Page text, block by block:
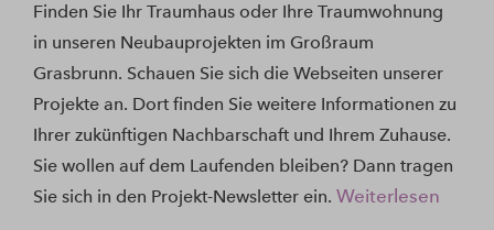
Finden Sie Ihr Traumhaus oder Ihre Traumwohnung
in unseren Neubauprojekten im Großraum
Grasbrunn. Schauen Sie sich die Webseiten unserer
Projekte an. Dort finden Sie weitere Informationen zu
Ihrer zukünftigen Nachbarschaft und Ihrem Zuhause.
Sie wollen auf dem Laufenden bleiben? Dann tragen
Sie sich in den Projekt-Newsletter ein. Weiterlesen